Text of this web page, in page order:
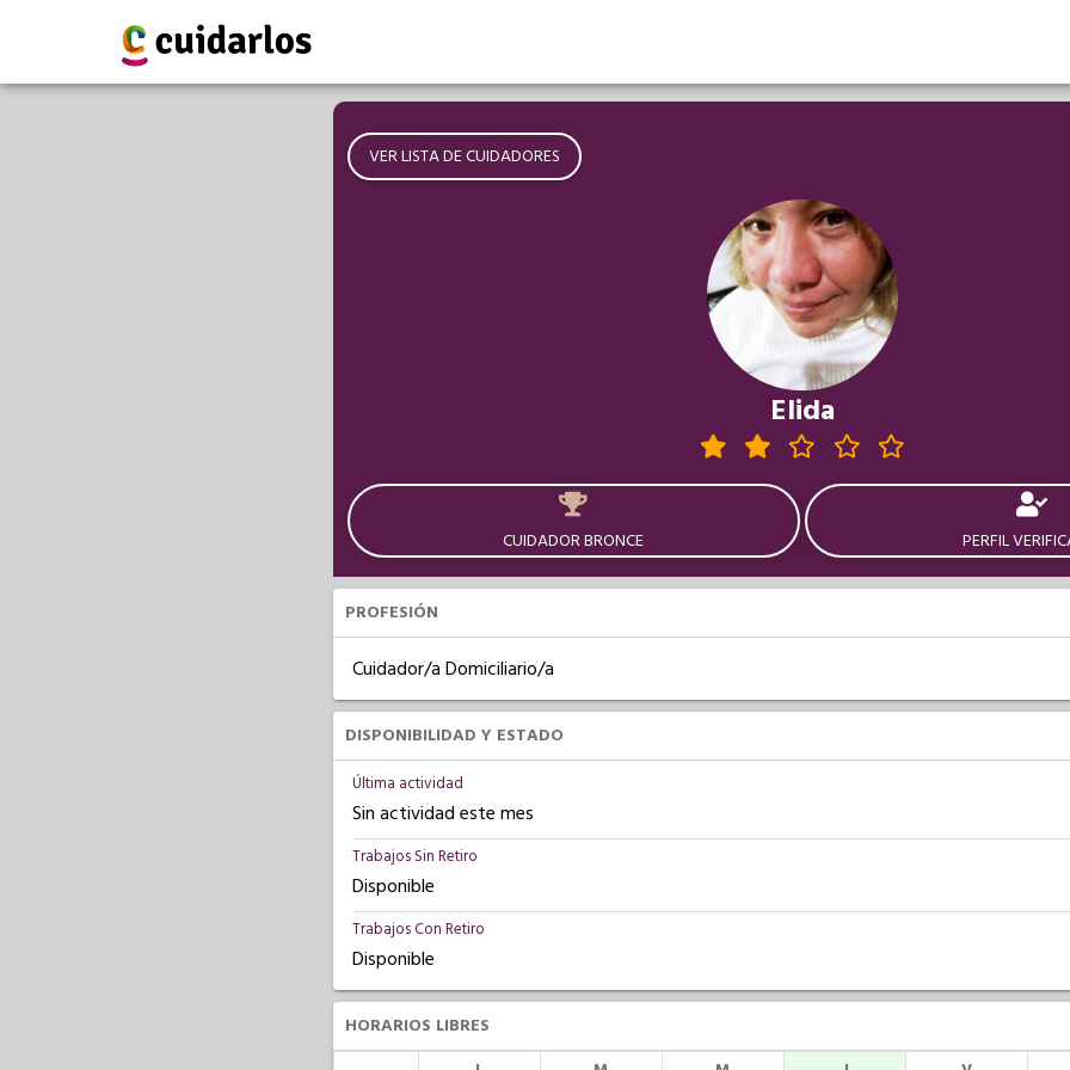
VER LISTA DE CUIDADORES
Elida
CUIDADOR BRONCE PERFIL
PROFESIÓN
Cuidador/a Domiciliario/a
DISPONIBILIDAD Y ESTADO
Última actividad
Sin actividad este mes
Trabajos Sin Retiro
Disponible
Trabajos Con Retiro
Disponible
HORARIOS LIBRES